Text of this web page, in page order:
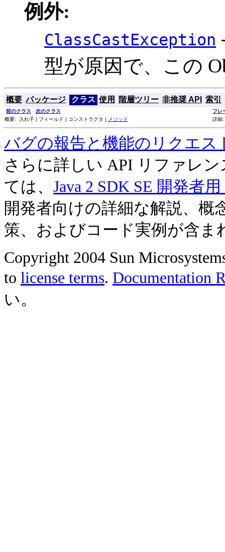
例外:
ClassCastException
型が原因で、この
概要 パッケージ クラス 使用 階層ツリー 非推奨 API 索引
前のクラス 次のクラス
フレ
概要: 入れ子 | フィールド | コンストラクタ | メソッド 詳細
バグの報告と機能のリクエス
さらに詳しい API リファレ
ては、 Java 2 SDK SE 開発者
開発者向けの詳細な解説、概
策、およびコード実例が含ま
Copyright 2004 Sun
to license terms. Documentation
い。